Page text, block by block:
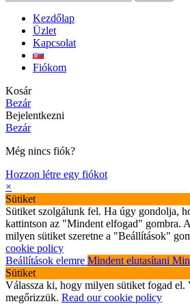
Kezdőlap
Üzlet
Kapcsolat
Fiókom
Kosár
Bezár
Bejelentkezni
Bezár
Még nincs fiók?
Hozzon létre egy fiókot
×
Sütiket
Sütiket szolgálunk fel. Ha úgy gondolja,
kattintson az "Mindent elfogad" gombra.
milyen sütiket szeretne a "Beállítások"
cookie policy
Beállítások elemre Mindent elutasítani
Sütiket
Válassza ki, hogy milyen sütiket fogad el.
megőrizzük. Read our cookie policy